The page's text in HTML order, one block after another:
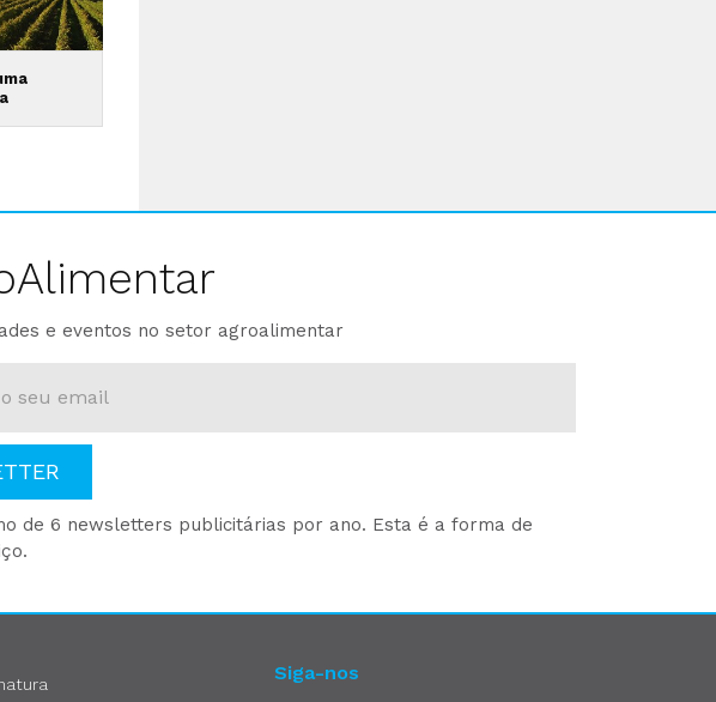
e eventos no setor agroalimentar
de 6 newsletters publicitárias por ano. Esta é a forma de
Siga-nos